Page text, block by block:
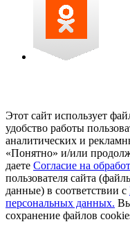
Этот сайт использует
удобство работы
аналитических и
«Понятно» и/или
даете Согласие на
пользователя сайта
данные) в соответствии с
персональных данных.
сохранение файлов